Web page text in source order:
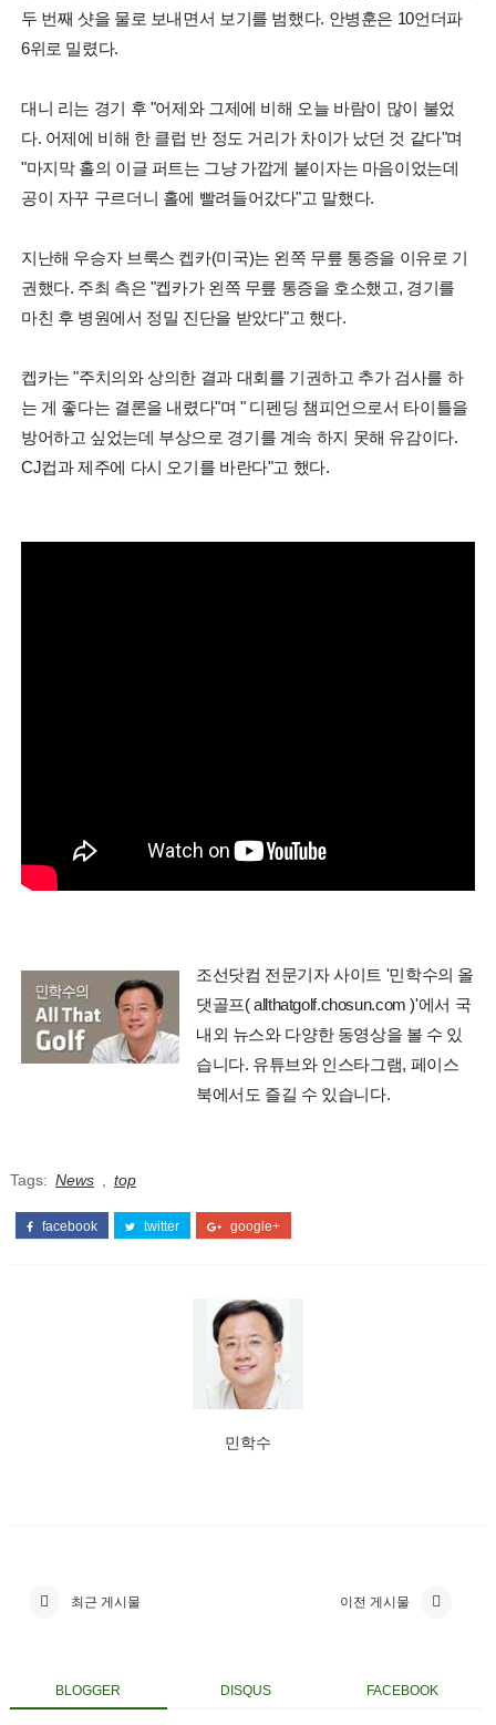
두 번째 샷을 물로 보내면서 보기를 범했다. 안병훈은 10언더파
6위로 밀렸다.
대니 리는 경기 후 "어제와 그제에 비해 오늘 바람이 많이 불었
다. 어제에 비해 한 클럽 반 정도 거리가 차이가 났던 것 같다"며
"마지막 홀의 이글 퍼트는 그냥 가깝게 붙이자는 마음이었는데
공이 자꾸 구르더니 홀에 빨려들어갔다"고 말했다.
지난해 우승자 브룩스 켑카(미국)는 왼쪽 무릎 통증을 이유로 기
권했다. 주최 측은 "켑카가 왼쪽 무릎 통증을 호소했고, 경기를
마친 후 병원에서 정밀 진단을 받았다"고 했다.
켑카는 "주치의와 상의한 결과 대회를 기권하고 추가 검사를 하
는 게 좋다는 결론을 내렸다"며 " 디펜딩 챔피언으로서 타이틀을
방어하고 싶었는데 부상으로 경기를 계속 하지 못해 유감이다.
CJ컵과 제주에 다시 오기를 바란다"고 했다.
조선닷컴 전문기자 사이트 '민학수의 올
댓골프( allthatgolf.chosun.com )'에서 국
내외 뉴스와 다양한 동영상을 볼 수 있
습니다. 유튜브와 인스타그램, 페이스
북에서도 즐길 수 있습니다.
Tags: News top
facebook twitter google+
민학수
최근 게시물 이전 게시물
BLOGGER DISQUS FACEBOOK